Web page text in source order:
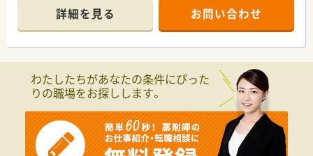
■敷金・礼金の負担もなく、アパート借り上げ制度(病院様での上
限額あり)もありますのでＵターン・Iターンをお考えの方にもオ
ススメ
■福井県ですが三方上中郡ですので京都府・滋賀県にも近く自然
地もたくさんあったりとオススメのエリアです
詳細を見る お問い合わせ
わたしたちがあなたの条件にぴった
りの職場をお探しします。